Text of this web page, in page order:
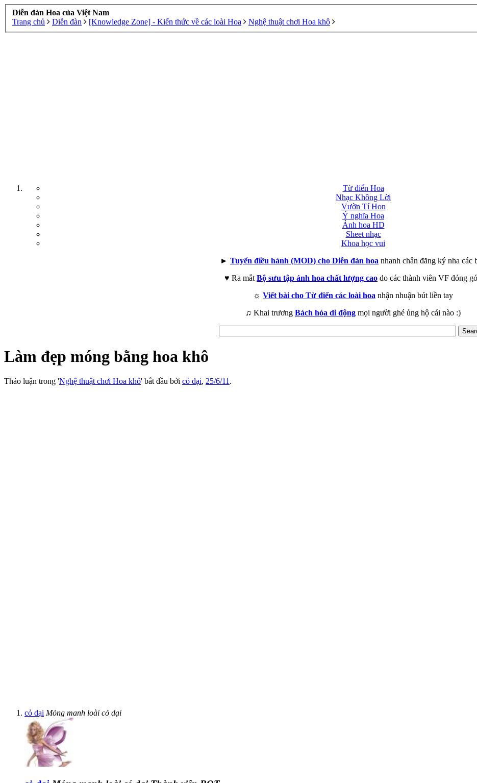
Diễn đàn Hoa của Việt Nam
Trang chủ
Diễn đàn [Knowledge Zone] - Kiến thức về các loài Hoa Nghệ thuật chơi Hoa khô
Từ điển Hoa
Nhạc Không Lời
Vườn Tí Hon
Ý nghĩa Hoa
Ảnh hoa HD
Sheet nhạc
Khoa học vui
► Tuyển điều hành (MOD) cho Diễn đàn hoa nhanh chân đăng ký nha các
♥ Ra mắt Bộ sưu tập ảnh hoa chất lượng cao do các thành viên VF đóng
☼ Viết bài cho Từ điển các loài hoa nhận nhuận bút liền tay
♫ Khai trương Bách hóa di động mọi người ghé ủng hộ cái nào :)
Làm đẹp móng bằng hoa khô
Thảo luận trong 'Nghệ thuật chơi Hoa khô' bắt đầu bởi cỏ dại, 25/6/11.
cỏ dại Mỏng manh loài cỏ dại